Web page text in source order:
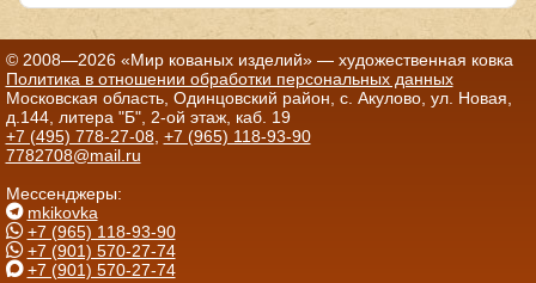
© 2008—2026 «Мир кованых изделий» — художественная ковка
Политика в отношении обработки персональных данных
Московская область, Одинцовский район, с. Акулово, ул. Новая,
д.144, литера "Б", 2-ой этаж, каб. 19
+7 (495) 778-27-08, +7 (965) 118-93-90
7782708@mail.ru
Мессенджеры:
mkikovka
+7 (965) 118-93-90
+7 (901) 570-27-74
+7 (901) 570-27-74